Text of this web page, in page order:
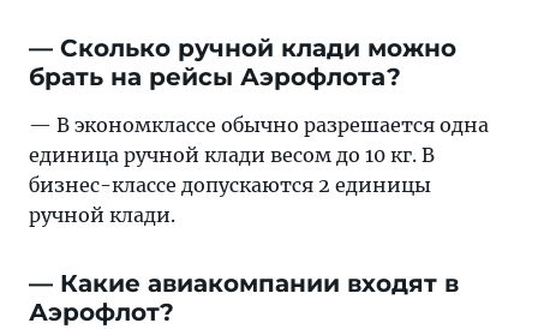
— Сколько ручной клади можно
брать на рейсы Аэрофлота?
— В экономклассе обычно разрешается одна
единица ручной клади весом до 10 кг. В
бизнес-классе допускаются 2 единицы
ручной клади.
— Какие авиакомпании входят в
Аэрофлот?